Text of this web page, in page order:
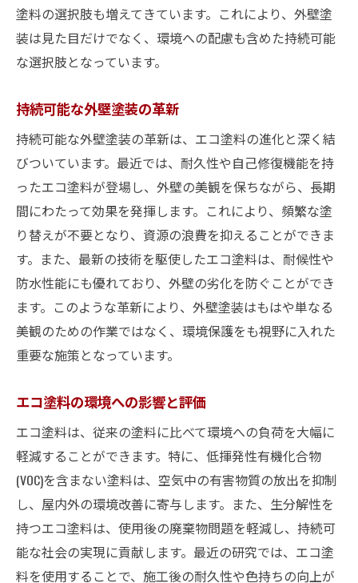
塗料の選択肢も増えてきています。これにより、外壁塗
装は見た目だけでなく、環境への配慮も含めた持続可能
な選択肢となっています。
持続可能な外壁塗装の革新
持続可能な外壁塗装の革新は、エコ塗料の進化と深く結
びついています。最近では、耐久性や自己修復機能を持
ったエコ塗料が登場し、外壁の美観を保ちながら、長期
間にわたって効果を発揮します。これにより、頻繁な塗
り替えが不要となり、資源の浪費を抑えることができま
す。また、最新の技術を駆使したエコ塗料は、耐候性や
防水性能にも優れており、外壁の劣化を防ぐことができ
ます。このような革新により、外壁塗装はもはや単なる
美観のための作業ではなく、環境保護をも視野に入れた
重要な施策となっています。
エコ塗料の環境への影響と評価
エコ塗料は、従来の塗料に比べて環境への負荷を大幅に
軽減することができます。特に、低揮発性有機化合物
(VOC)を含まない塗料は、空気中の有害物質の放出を抑制
し、屋内外の環境改善に寄与します。また、生分解性を
持つエコ塗料は、使用後の廃棄物問題を軽減し、持続可
能な社会の実現に貢献します。最近の研究では、エコ塗
料を使用することで、施工後の耐久性や色持ちの向上が